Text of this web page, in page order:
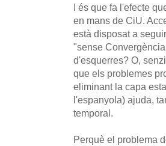
I és que fa l'efecte
en mans de CiU.
està disposat a
"sense
d'esquerres? O,
que els problemes
eliminant la capa
l'espanyola) ajuda,
temporal.
Perquè el problema